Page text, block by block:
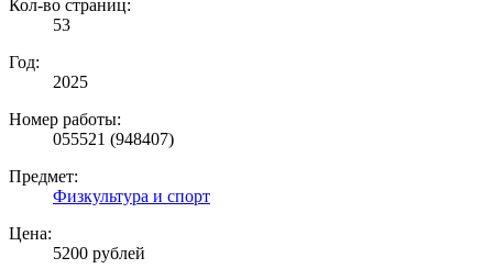
Кол-во страниц:
53
Год:
2025
Номер работы:
055521 (948407)
Предмет:
Физкультура и спорт
Цена:
5200 рублей